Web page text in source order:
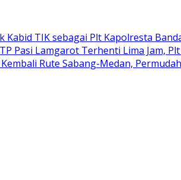
TIK sebagai Plt Kapolresta
Pasi Lamgarot Terhenti Lima Jam,
Rute Sabang-Medan,